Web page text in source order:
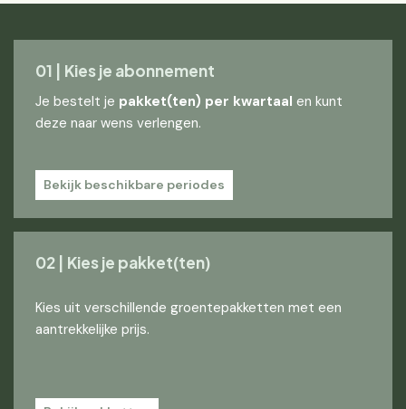
01 | Kies je abonnement
Je bestelt je pakket(ten) per kwartaal en kunt
deze naar wens verlengen.
Bekijk beschikbare periodes
02 | Kies je pakket(ten)
Kies uit verschillende groentepakketten met een
aantrekkelijke prijs.